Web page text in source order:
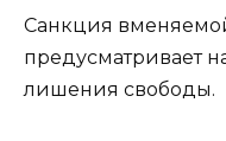
Санкция
предусматривает
лишения свободы.